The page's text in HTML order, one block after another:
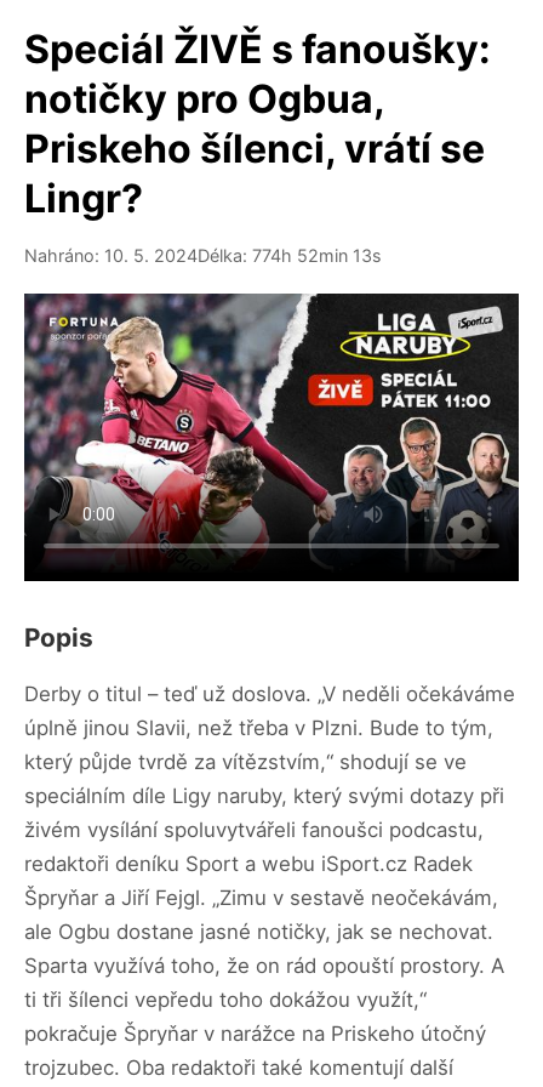
Speciál ŽIVĚ s fanoušky:
notičky pro Ogbua,
Priskeho šílenci, vrátí se
Lingr?
Nahráno: 10. 5. 2024Délka: 774h 52min 13s
Popis
Derby o titul – teď už doslova. „V neděli očekáváme
úplně jinou Slavii, než třeba v Plzni. Bude to tým,
který půjde tvrdě za vítězstvím,“ shodují se ve
speciálním díle Ligy naruby, který svými dotazy při
živém vysílání spoluvytvářeli fanoušci podcastu,
redaktoři deníku Sport a webu iSport.cz Radek
Špryňar a Jiří Fejgl. „Zimu v sestavě neočekávám,
ale Ogbu dostane jasné notičky, jak se nechovat.
Sparta využívá toho, že on rád opouští prostory. A
ti tři šílenci vepředu toho dokážou využít,“
pokračuje Špryňar v narážce na Priskeho útočný
trojzubec. Oba redaktoři také komentují další